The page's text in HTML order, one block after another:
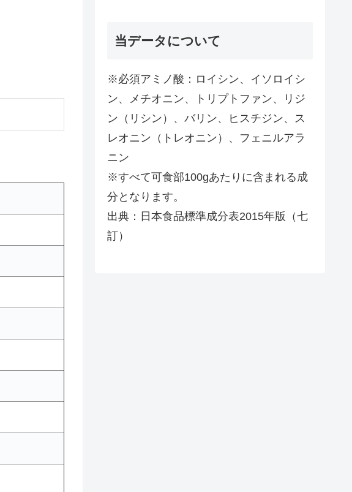
当データについて
※必須アミノ酸：ロイシン、イソロイシ
ン、メチオニン、トリプトファン、リジ
ン（リシン）、バリン、ヒスチジン、ス
レオニン（トレオニン）、フェニルアラ
ニン
※すべて可食部100gあたりに含まれる成
分となります。
出典：日本食品標準成分表2015年版（七
訂）